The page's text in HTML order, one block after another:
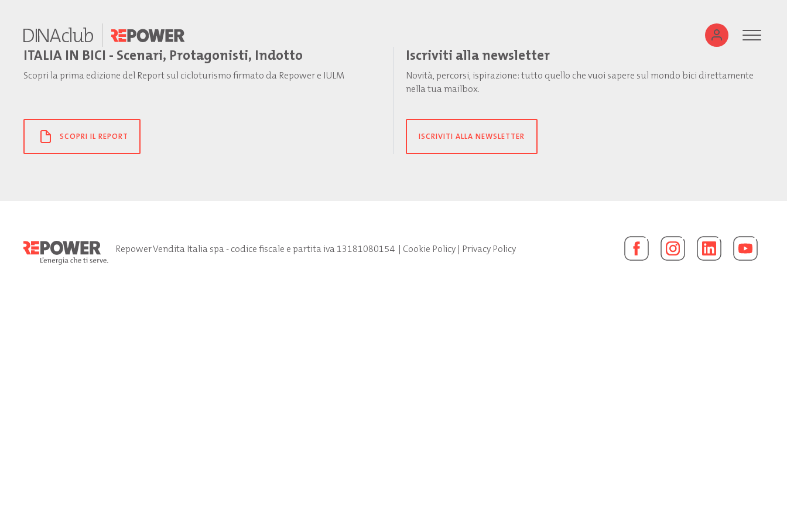
ITALIA IN BICI - Scenari, Protagonisti, Indotto
Scopri la prima edizione del Report sul cicloturismo firmato da Repower e IULM
SCOPRI IL REPORT
Iscriviti alla newsletter
Novità, percorsi, ispirazione: tutto quello che vuoi sapere sul mondo bici direttamente
nella tua mailbox.
ISCRIVITI ALLA NEWSLETTER
Repower Vendita Italia spa - codice fiscale e partita iva 13181080154| Cookie Policy| Privacy Policy